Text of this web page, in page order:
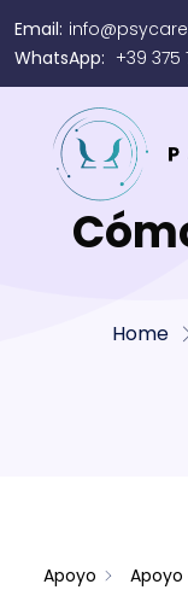
Email:
WhatsApp: +39 375
Home
Apoyo